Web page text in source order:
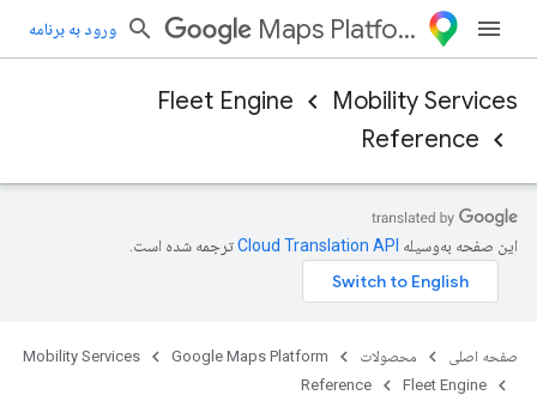
Maps Platform ورود به برنامه
Mobility Services
Fleet Engine
Reference
این صفحه به‌وسیله ترجمه شده است.
صفحه اصلی محصولات Google Maps Platform
Mobility Services
Fleet Engine
Reference